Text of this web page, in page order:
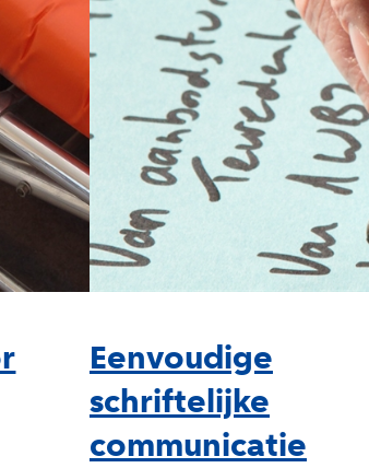
Eenvoudige
schriftelijke
communicatie